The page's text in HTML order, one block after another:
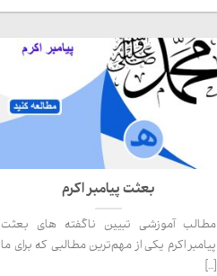
بعثت پیامبر اکرم
مطالب آموزشی تبیین ناگفته های بعثت
پیامبر اکرم یکی از مهم‌ترین مطالبی که برای ما
[...]